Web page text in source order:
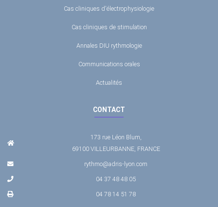
Cas cliniques d'électrophysiologie
Cas cliniques de stimulation
Annales DIU rythmologie
Communications orales
Actualités
CONTACT
173 rue Léon Blum,
69100 VILLEURBANNE, FRANCE
rythmo@adris-lyon.com
04 37 48 48 05
04 78 14 51 78